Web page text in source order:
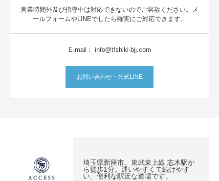
営業時間外及び指導中は対応できないのでご容赦ください。メ
ールフォームやLINEでしたら確実にご対応できます。
E-mail： info@tfshiki-bjj.com
お問い合わせ・公式LINE
埼玉県新座市、東武東上線 志木駅か
ら徒歩1分。通いやすくて続けやす
い、便利な駅近な道場です。